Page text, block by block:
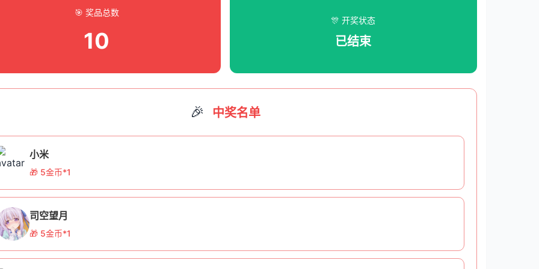
内置灵活的许可证管理机制
与现有授权系统无缝集成
人的误解相反，专业的代码加密工具不会显著影响性能：
环境：PHP 7.4， Laravel项目
密平均响应时间：142ms
加密后平均响应时间：147ms
损耗：仅3.5%
🎯 奖品总数
10
🎊 开奖状态
已结束
🎉 中奖名单
小米
🎁 5金币*1
司空望月
🎁 5金币*1